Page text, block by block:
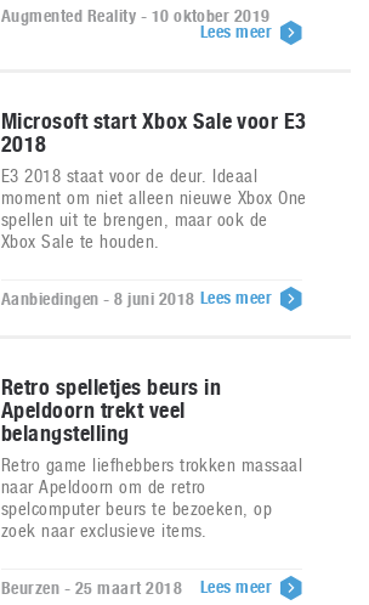
Augmented Reality - 10 oktober 2019
Lees meer
Microsoft start Xbox Sale voor E3
2018
E3 2018 staat voor de deur. Ideaal
moment om niet alleen nieuwe Xbox One
spellen uit te brengen, maar ook de
Xbox Sale te houden.
Aanbiedingen - 8 juni 2018 Lees meer
Retro spelletjes beurs in
Apeldoorn trekt veel
belangstelling
Retro game liefhebbers trokken massaal
naar Apeldoorn om de retro
spelcomputer beurs te bezoeken, op
zoek naar exclusieve items.
Beurzen - 25 maart 2018 Lees meer